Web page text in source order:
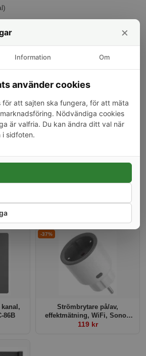
2.4GHz
AC, 50/60Hz
denna produkt har också köpt
86B
-37%
Strömbrytare på/av,
effektmätning, WiFi, Sonoff
S60
119 kr
×
Information Om
använder cookies
för att sajten ska fungera, för att mäta
Nödvändiga cookies
är valfria. Du kan ändra ditt val när
i sidfoten.